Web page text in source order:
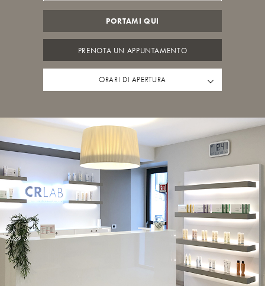
PORTAMI QUI
PRENOTA UN APPUNTAMENTO
ORARI DI APERTURA